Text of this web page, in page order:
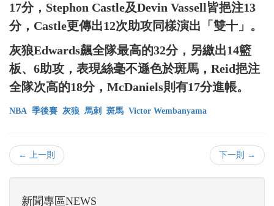
17分，Stephon Castle及Devin Vassell皆挹注13
分，Castle更傳出12次助攻同樣演出「雙十」。
灰狼Edwards飆全隊最高的32分，另繳出14籃
板、6助攻，表現絲毫不遜色於斑馬，Reid挹注
全隊次高的18分，McDaniels則有17分進帳。
NBA 季後賽 灰狼 馬刺 斑馬 Victor Wembanyama
← 上一則 下一則 →
新聞專區NEWS